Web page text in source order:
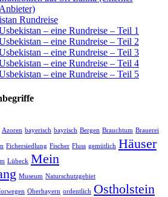
Rundreise
– eine Rundreise – Teil 1
– eine Rundreise – Teil 2
– eine Rundreise – Teil 3
– eine Rundreise – Teil 4
– eine Rundreise – Teil 5
Azoren bayerisch bayrisch Bergen Brauchtum Brauerei
Fichersiedlung Fischer Fluss gemütlich Häuser
Lübeck Mein
Museum Naturschutzgebiet
Oberbayern ordentlich Ostholstein